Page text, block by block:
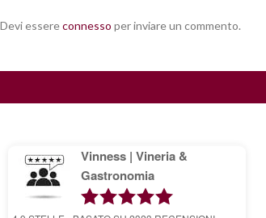
Devi essereconnesso per inviare un commento.
Vinness | Vineria &
Gastronomia